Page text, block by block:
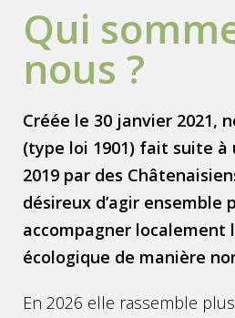
Qui
nous ?
Créée le 30 janvier 2021,
(type loi 1901) fait suite à
2019 par des
désireux d’agir ensemble
accompagner localement
écologique de manière
En 2026 elle rassemble